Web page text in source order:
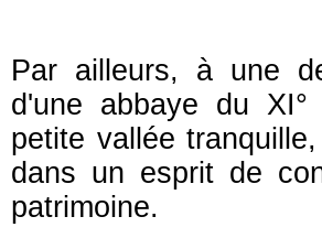
Par ailleurs, à une
d'une abbaye du
petite vallée
dans un esprit de
patrimoine.